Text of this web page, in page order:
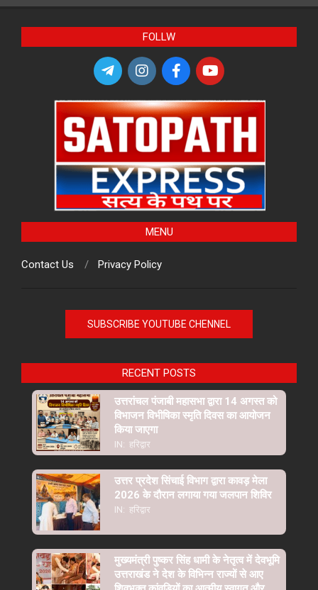
FOLLW
MENU
Contact Us Privacy Policy
SUBSCRIBE YOUTUBE CHENNEL
RECENT POSTS
उत्तरांचल पंजाबी महासभा द्वारा 14 अगस्त को
विभाजन विभीषिका स्मृति दिवस का आयोजन
किया जाएगा
IN: हरिद्वार
उत्तर प्रदेश सिंचाई विभाग द्वारा कावड़ मेला
2026 के दौरान लगाया गया जलपान शिविर
IN: हरिद्वार
मुख्यमंत्री पुष्कर सिंह धामी के नेतृत्व में देवभूमि
उत्तराखंड ने देश के विभिन्न राज्यों से आए